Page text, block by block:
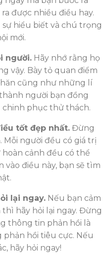
được nhiều điều hay.
hiểu biết và chú trọng
mới.
người. Hãy nhớ rằng họ
vậy. Bày tỏ quan điểm
cũng như những lí
người bạn đồng
chinh phục thử thách.
tốt đẹp nhất. Đừng
Mỗi người đều có giá trị
cảnh đều có thể
điều này, bạn sẽ tìm
lại ngay. Nếu bạn cảm
hãy hỏi lại ngay. Đừng
thông tin phản hồi là
hồi tiêu cực. Nếu
hãy hỏi ngay!